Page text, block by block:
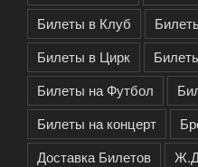
Билеты в Клуб
Билеты в Цирк
Билеты на Футбол
Билеты на концерт
Доставка Билетов